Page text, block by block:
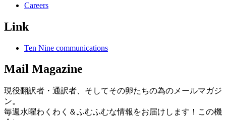
Careers
Link
Ten Nine communications
Mail Magazine
現役翻訳者・通訳者、そしてその卵たちの為のメールマガジ
ン。
毎週水曜わくわく＆ふむふむな情報をお届けします！この機